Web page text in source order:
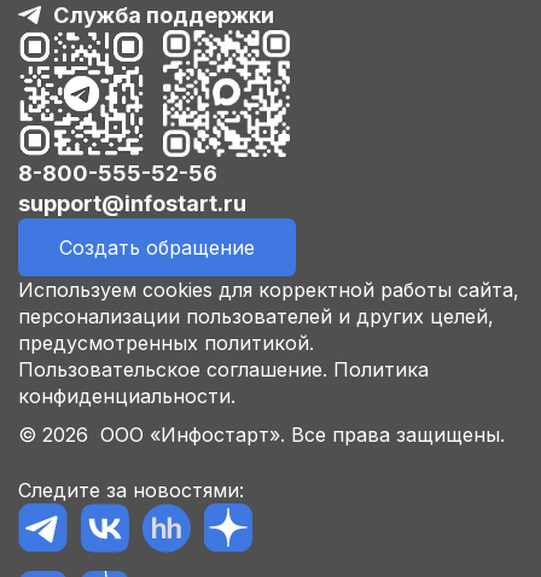
Служба поддержки
8-800-555-52-56
support@infostart.ru
Создать обращение
Используем cookies для корректной работы сайта,
персонализации пользователей и других целей,
предусмотренных политикой.
Пользовательское соглашение. Политика
конфиденциальности.
© 2026 ООО «Инфостарт». Все права защищены.
Следите за новостями: